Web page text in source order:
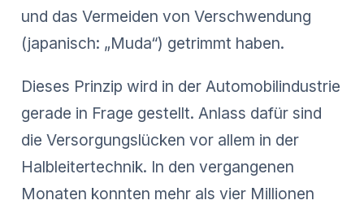
und das Vermeiden von Verschwendung
(japanisch: „Muda“) getrimmt haben.
Dieses Prinzip wird in der Automobilindustrie
gerade in Frage gestellt. Anlass dafür sind
die Versorgungslücken vor allem in der
Halbleitertechnik. In den vergangenen
Monaten konnten mehr als vier Millionen